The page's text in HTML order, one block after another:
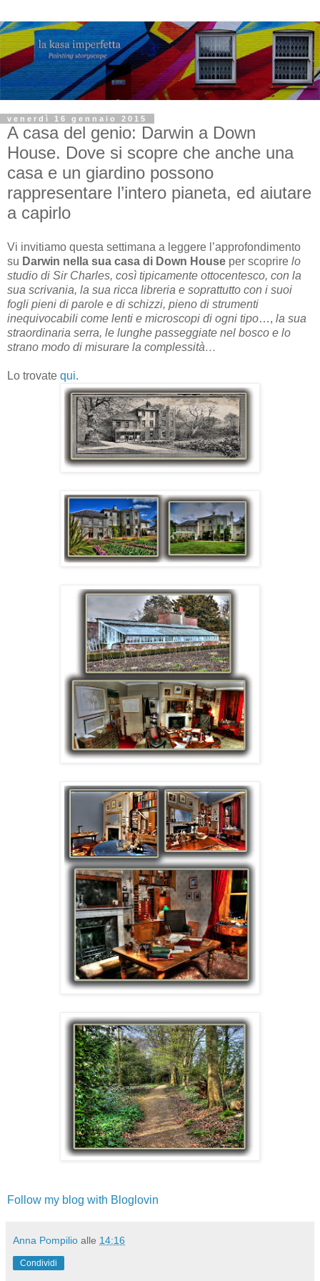
venerdì 16 gennaio 2015
A casa del genio: Darwin a Down
House. Dove si scopre che anche una
casa e un giardino possono
rappresentare l’intero pianeta, ed aiutare
a capirlo
Vi invitiamo questa settimana a leggere l’approfondimento
su Darwin nella sua casa di Down House per scoprire lo
studio di Sir Charles, così tipicamente ottocentesco, con la
sua scrivania, la sua ricca libreria e soprattutto con i suoi
fogli pieni di parole e di schizzi, pieno di strumenti
inequivocabili come lenti e microscopi di ogni tipo…, la sua
straordinaria serra, le lunghe passeggiate nel bosco e lo
strano modo di misurare la complessità…
Lo trovate qui.
Follow my blog with Bloglovin
Anna Pompilio alle 14:16
Condividi